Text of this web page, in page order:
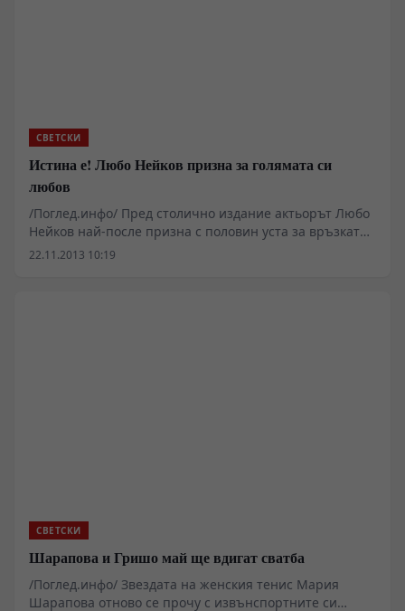
СВЕТСКИ
Истина е! Любо Нейков призна за голямата си
любов
/Поглед.инфо/ Пред столично издание актьорът Любо
Нейков най-после призна с половин уста за връзката
си с новинарката Генка Шикерова.
22.11.2013 10:19
СВЕТСКИ
Шарапова и Гришо май ще вдигат сватба
/Поглед.инфо/ Звездата на женския тенис Мария
Шарапова отново се прочу с извънспортните си